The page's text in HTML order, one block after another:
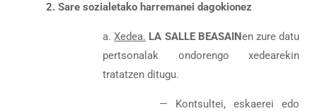
2. Sare sozialetako harremanei dagokionez
a.Xedea. LA SALLE BEASAINen zure datu
pertsonalak ondorengo xedearekin
tratatzen ditugu.
— Kontsultei, eskaerei edo